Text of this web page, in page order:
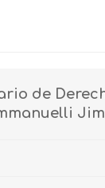
Derecho
de